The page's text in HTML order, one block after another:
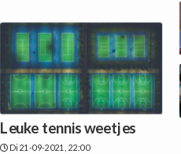
Leuke tennis weetjes
Di 21-09-2021, 22:00